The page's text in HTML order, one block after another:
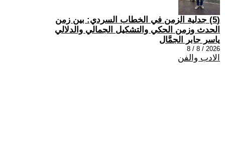
(5) جدلية الزمن في الخطاب السردي: بين زمن
الحدث وزمن الحكي والتشكيل الجمالي والدلالي
ياسر جابر الجمَّال
2026 / 8 / 8
الادب والفن